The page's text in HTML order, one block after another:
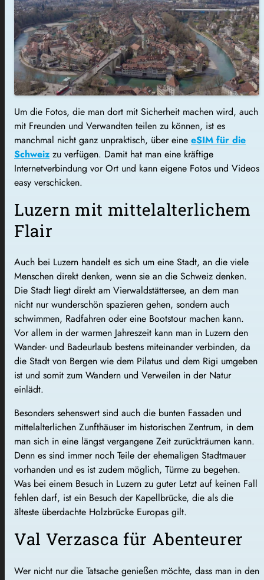
Um die Fotos, die man dort mit Sicherheit machen wird, auch
mit Freunden und Verwandten teilen zu können, ist es
manchmal nicht ganz unpraktisch, über eine eSIM für die
Schweiz zu verfügen. Damit hat man eine kräftige
Internetverbindung vor Ort und kann eigene Fotos und Videos
easy verschicken.
Luzern mit mittelalterlichem
Flair
Auch bei Luzern handelt es sich um eine Stadt, an die viele
Menschen direkt denken, wenn sie an die Schweiz denken.
Die Stadt liegt direkt am Vierwaldstättersee, an dem man
nicht nur wunderschön spazieren gehen, sondern auch
schwimmen, Radfahren oder eine Bootstour machen kann.
Vor allem in der warmen Jahreszeit kann man in Luzern den
Wander- und Badeurlaub bestens miteinander verbinden, da
die Stadt von Bergen wie dem Pilatus und dem Rigi umgeben
ist und somit zum Wandern und Verweilen in der Natur
einlädt.
Besonders sehenswert sind auch die bunten Fassaden und
mittelalterlichen Zunfthäuser im historischen Zentrum, in dem
man sich in eine längst vergangene Zeit zurückträumen kann.
Denn es sind immer noch Teile der ehemaligen Stadtmauer
vorhanden und es ist zudem möglich, Türme zu begehen.
Was bei einem Besuch in Luzern zu guter Letzt auf keinen Fall
fehlen darf, ist ein Besuch der Kapellbrücke, die als die
älteste überdachte Holzbrücke Europas gilt.
Val Verzasca für Abenteurer
Wer nicht nur die Tatsache genießen möchte, dass man in den